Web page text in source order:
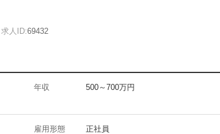
求人ID:69432
年収 500～700万円
雇用形態 正社員